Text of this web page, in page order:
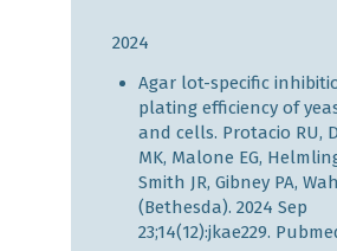
2024
Agar lot-specific
plating efficiency of
and cells. Protacio RU,
MK, Malone EG,
Smith JR, Gibney PA,
(Bethesda). 2024 Sep
23;14(12):jkae229.